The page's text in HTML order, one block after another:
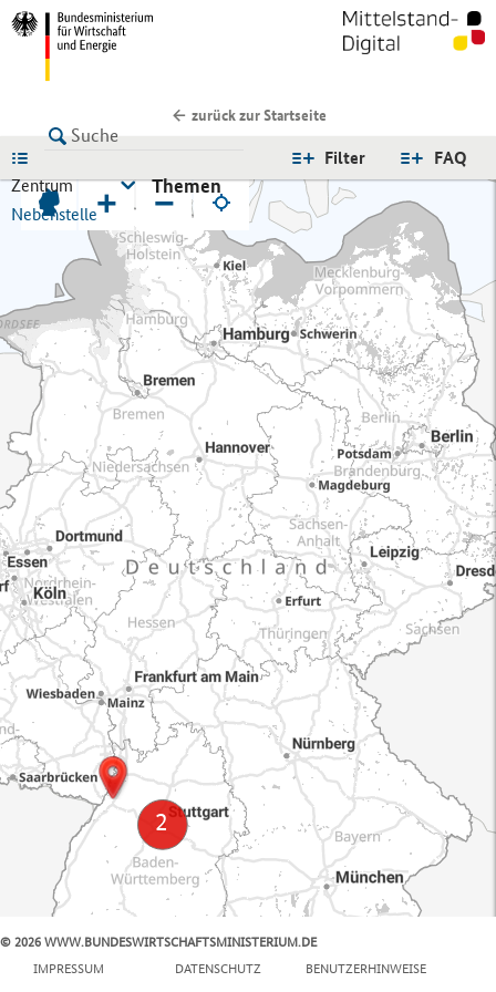
zurück zur Startseite
FAQ
Filter
Zentrum
Nebenstelle
Themen
+ −
© 2026 WWW.BUNDESWIRTSCHAFTSMINISTERIUM.DE
IMPRESSUM
DATENSCHUTZ BENUTZERHINWEISE